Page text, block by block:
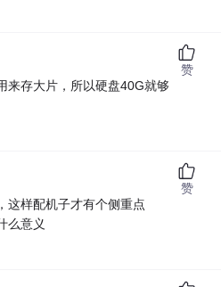
来存大片，所以硬盘40G就够
赞
这样配机子才有个侧重点
么意义
赞